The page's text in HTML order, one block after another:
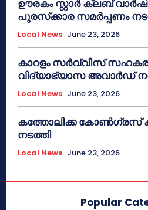
ഊരകം സ്റ്റാർ ക്ലബ്
പുരസ്‌ക്കാര സമർപ്പണം
Local News June 23, 2026
കാറളം സർവ്വീസ്
വിദ്യാഭ്യാസ അവാർഡ്
Local News June 23, 2026
കത്തോലിക്ക കോൺഗ്രസ്
നടത്തി
Local News June 23, 2026
Popular